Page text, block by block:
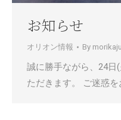
お知らせ
オリオン情報 By
誠に勝手ながら、24日
ただきます。 ご迷惑を